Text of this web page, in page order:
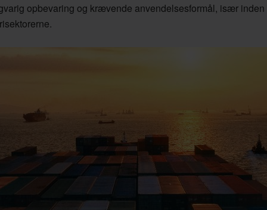
opbevaring og krævende anvendelsesformål, især inden